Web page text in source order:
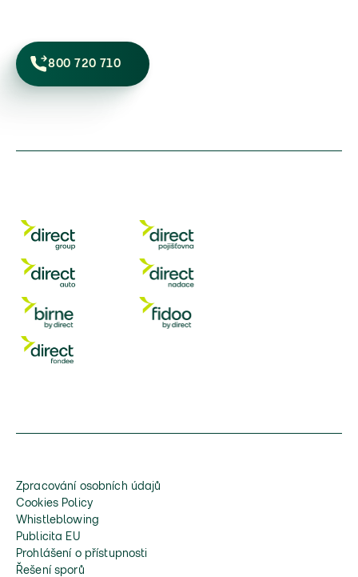
800 720 710
Zpracování osobních údajů
Cookies Policy
Whistleblowing
Publicita EU
Prohlášení o přístupnosti
Řešení sporů